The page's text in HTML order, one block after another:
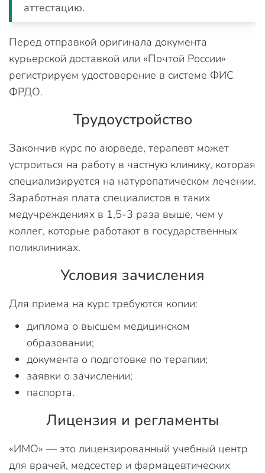
аттестацию.
Перед отправкой оригинала документа
курьерской доставкой или «Почтой России»
регистрируем удостоверение в системе ФИС
ФРДО.
Трудоустройство
Закончив курс по аюрведе, терапевт может
устроиться на работу в частную клинику, которая
специализируется на натуропатическом лечении.
Заработная плата специалистов в таких
медучреждениях в 1,5-3 раза выше, чем у
коллег, которые работают в государственных
поликлиниках.
Условия зачисления
Для приема на курс требуются копии:
диплома о высшем медицинском
образовании;
документа о подготовке по терапии;
заявки о зачислении;
паспорта.
Лицензия и регламенты
«ИМО» — это лицензированный учебный центр
для врачей, медсестер и фармацевтических